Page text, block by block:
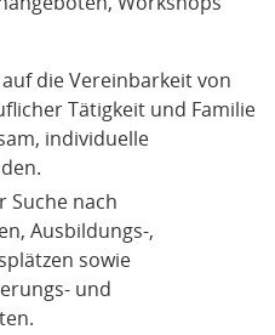
die Vereinbarkeit von
Tätigkeit und Familie
individuelle
Suche nach
Ausbildungs-,
sowie
und